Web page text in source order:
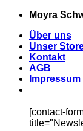
Zum
springen
Moyra
Über uns
Unser
Kontakt
AGB
Impressum
[contact-